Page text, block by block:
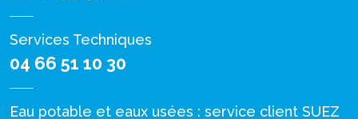
Services Techniques
04 66 51 10 30
Eau potable et eaux usées : service client SUEZ